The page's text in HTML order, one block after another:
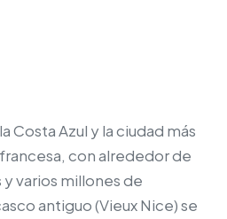
Costa Azul y la ciudad más
con alrededor de
varios millones de
antiguo (Vieux Nice) se